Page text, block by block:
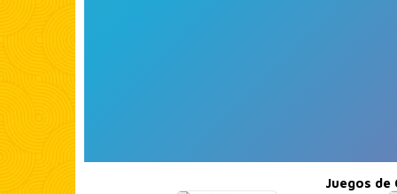
Juegos de